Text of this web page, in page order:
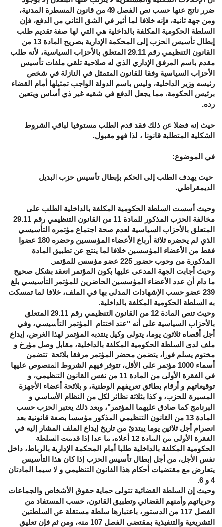
ضرر ناتج عنها حسب نص الفصل 49 من قانون المسطرة المدنية،
ومن جهة ثانية، فإنه خلافا لما أثير في الشق الثاني من الدفع، فإن
السلطة الحكومية المكلفة بالداخلية هي التي لها صفة تقديم طلب
إبطال تأسيس الحزب إلى المحكمة الإدارية بصريح المادة 13 من
القانون التنظيمي رقم 29.11 المتعلق بالأحزاب السياسية، لأنه طلب
مقدم باسم المرفق الإداري الذي له صلاحية تلقي ملفات تأسيس
الأحزاب السياسية وفقا للقانون المتمثل في النازلة في شخص
رئيسه وزير الداخلية، وليس باسم الدولة الواجب تمثيلها أمام القضاء
برئيس الحكومة، مما يجعل الدفع في شقيه غير ذي أساس ويتعين
رده.
حيث إنه فضلا عن ذلك فقد قدم الطلب مستوفيا لباقي الشروط
الشكلية المتطلبة قانونا ، لذا فهو مقبول.
في الموضوع:
حيث يهدف الطلب إلى الحكم بإبطال تأسيس حزب البديل
الديمقراطي.
وحيث أسست السلطة الحكومية المكلفة بالداخلية الطلب على
مخالفة الحزب المذكور للمادة 11 من القانون التنظيمي رقم 29.11
المتعلق بالأحزاب السياسية لعدم صحة اجتماع مؤتمره التأسيسي
الذي لم يحضره ثلاثة أرباع الأعضاء المؤسسين وحضره 180 عضوا
فقط من الأعضاء المؤسسين خلافا لما ينتج عن تطبيق المادة
المذكورة من وجوب حضور 225 عضو مؤسس للمؤتمر.
وحيث أجابت الجهة المدعى عليها بكون المؤتمر انعقد بشكل صحيح
ما دام أن عدد الأعضاء المؤسسين الحاضرين للمؤتمر التأسيسي بلغ
239 عضو حسب الإشهادات المدلى بها في الملف، خلافا لما تمسكت
به السلطة الحكومية المكلفة بالداخلية.
وحيث تنص المادة 12 من القانون التنظيمي رقم 29.11 المتعلق
بالأحزاب السياسية على أنه "عند اختتام المؤتمر التأسيسي، وفي
أجل أقصاه ثلاثون يوما، يتولى وكيل ينتدبه المؤتمر لهذا الغرض، إيداع
ملف لدى السلطة الحكومية المكلفة بالداخلية، مقابل وصل مؤرخ و
مختوم يسلم فورا، يتضمن محضر المؤتمر مرفقا بلائحة تتضمن
أسماء 1000 مؤتمر على الأقل، تتوفر فيهم الشروط المنصوص عليها
في الفقرة الأولى من المادة 11 من نفس القانون التنظيمي، و
توقيعاتهم و أرقام بطائق تعريفهم الوطنية، و بلائحة أعضاء الأجهزة
المسيرة للحزب، و كذا بثلاثة نظائر لكل من النظام الأساسي و
البرنامج كما صادق عليهما المؤتمر"، وبعد ذلك يعتبر الحزب حسب
المادة 13 من القانون التنظيمي المذكور مؤسسا بصفة قانونية بعد
انصرام أجل ثلاثين يوما يبتدئ من تاريخ إيداع الملف المشار إليه في
الفقرة الأولى من المادة 12 أعلاه، ما عدا إذا قدمت السلطة
الحكومية المكلفة بالداخلية طلبا أمام المحكمة الإدارية بالرباط، داخل
نفس الأجل، من أجل إبطال تأسيس الحزب إذا كان هذا التأسيس
يتعارض مع مقتضيات أحكام هذا القانون التنظيمي و لا سيما المادتان
4 و 6.
وحيث إن السلطة القضائية تتولى حماية حقوق الأشخاص والجماعات
وحرياتهم وأمنهم القضائي وتطبيق القانون، حسب المستفاد من
الفصل 117 من الدستور، باعتبارها سلطة مستقلة عن السلطتين
التشريعية والتنفيذية بمقتضى الفصل 107 منه، ومن ثم فإن تعليق